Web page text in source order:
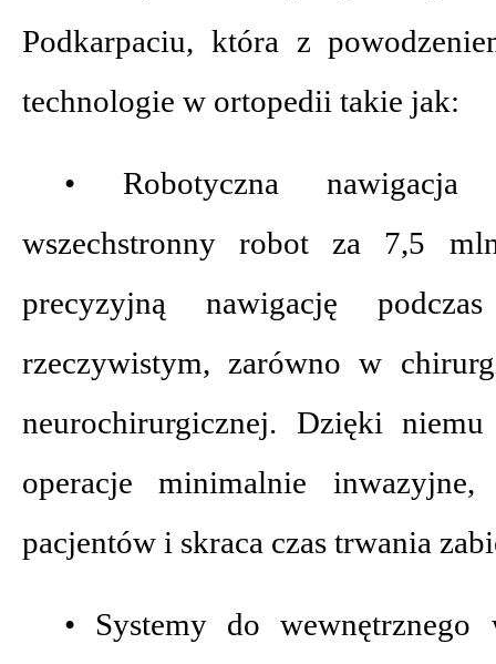
Podkarpaciu, która z
technologie w ortopedii takie jak:
• Robotyczna
wszechstronny robot za 7,5
precyzyjną nawigację
rzeczywistym, zarówno w
neurochirurgicznej. Dzięki niemu
operacje minimalnie
pacjentów i skraca czas trwania
• Systemy do wewnętrznego